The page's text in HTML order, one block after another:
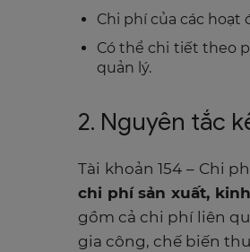
Chi phí của các
Có thể chi tiết theo
quản lý.
2. Nguyên tắc
Tài khoản 154 – Chi
chi phí sản xuất,
gồm cả chi phí liên
gia công, chế biến